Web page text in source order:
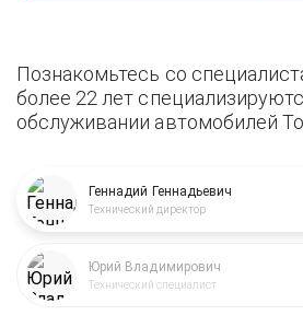
Познакомьтесь со
более 22 лет
обслуживании автомобилей
Геннадий Геннадьевич
Технический директор
Юрий Владимирович
Технический специалист